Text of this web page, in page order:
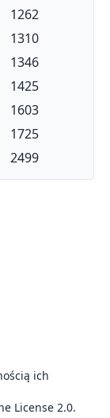
1262
1310
1346
1425
1603
1725
2499
ich
License 2.0.